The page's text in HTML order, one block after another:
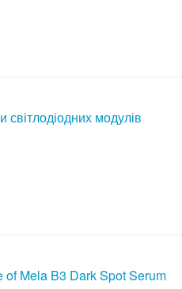
світлодіодних модулів
of Mela B3 Dark Spot Serum